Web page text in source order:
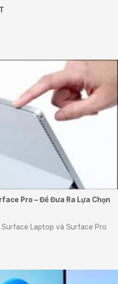
Pro – Để Đưa Ra Lựa Chọn
Laptop và Surface Pro